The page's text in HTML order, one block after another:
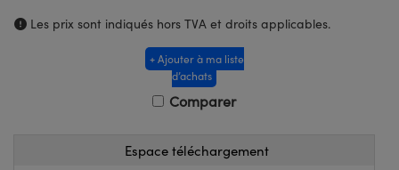
Les prix sont indiqués hors TVA et droits applicables.
+ Ajouter à ma liste
d’achats
Comparer
Espace téléchargement